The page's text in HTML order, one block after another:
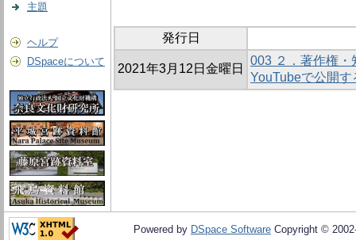
主題
ヘルプ
DSpaceについて
発行日
2021年3月12日金曜日
003 ２．著作権・
YouTubeで公開
Powered by DSpace Software Copyright ©